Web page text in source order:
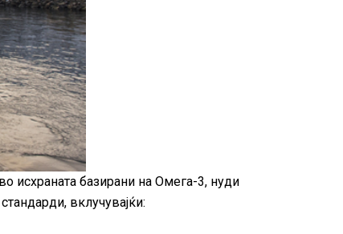
исхраната базирани на Омега-3, нуди
вклучувајќи: